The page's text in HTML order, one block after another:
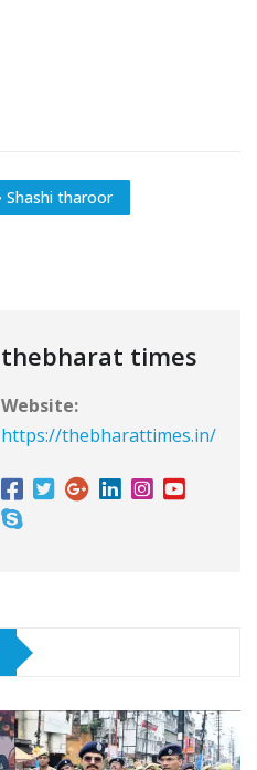
Shashi tharoor
thebharat times
Website:
https://thebharattimes.in/